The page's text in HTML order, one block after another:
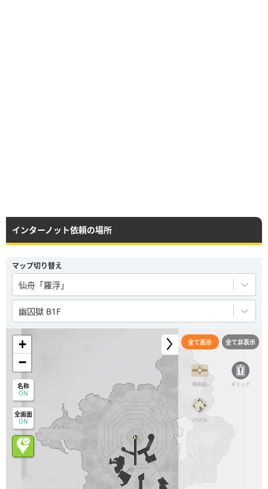
インターノット依頼の場所
マップ切り替え
仙舟「羅浮」
幽囚獄 B1F
+
−
名称
ON
全画面
ON
全て表示 全て非表示
戦利品 ギミック
パズル